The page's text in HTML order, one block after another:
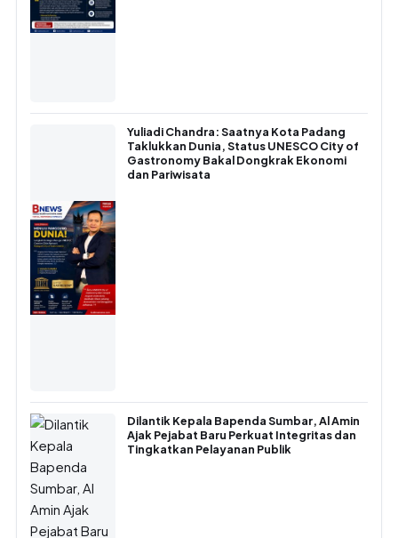
Yuliadi Chandra: Saatnya Kota Padang
Taklukkan Dunia, Status UNESCO City of
Gastronomy Bakal Dongkrak Ekonomi
dan Pariwisata
Dilantik Kepala Bapenda Sumbar, Al Amin
Ajak Pejabat Baru Perkuat Integritas dan
Tingkatkan Pelayanan Publik